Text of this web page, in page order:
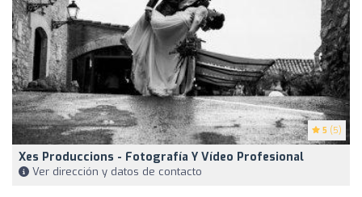
5 (5)
Xes Produccions - Fotografía Y Vídeo Profesional
Ver dirección y datos de contacto